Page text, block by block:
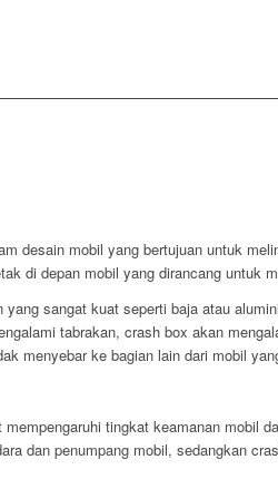
desain mobil yang bertujuan untuk
di depan mobil yang dirancang untuk
sangat kuat seperti baja atau
tabrakan, crash box akan
menyebar ke bagian lain dari mobil
tingkat keamanan mobil
dan penumpang mobil, sedangkan